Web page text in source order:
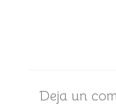
Deja un